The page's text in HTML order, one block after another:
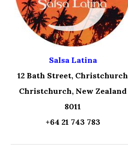
Salsa Latina
12 Bath Street, Christchurch
Christchurch, New Zealand
8011
+64 21 743 783